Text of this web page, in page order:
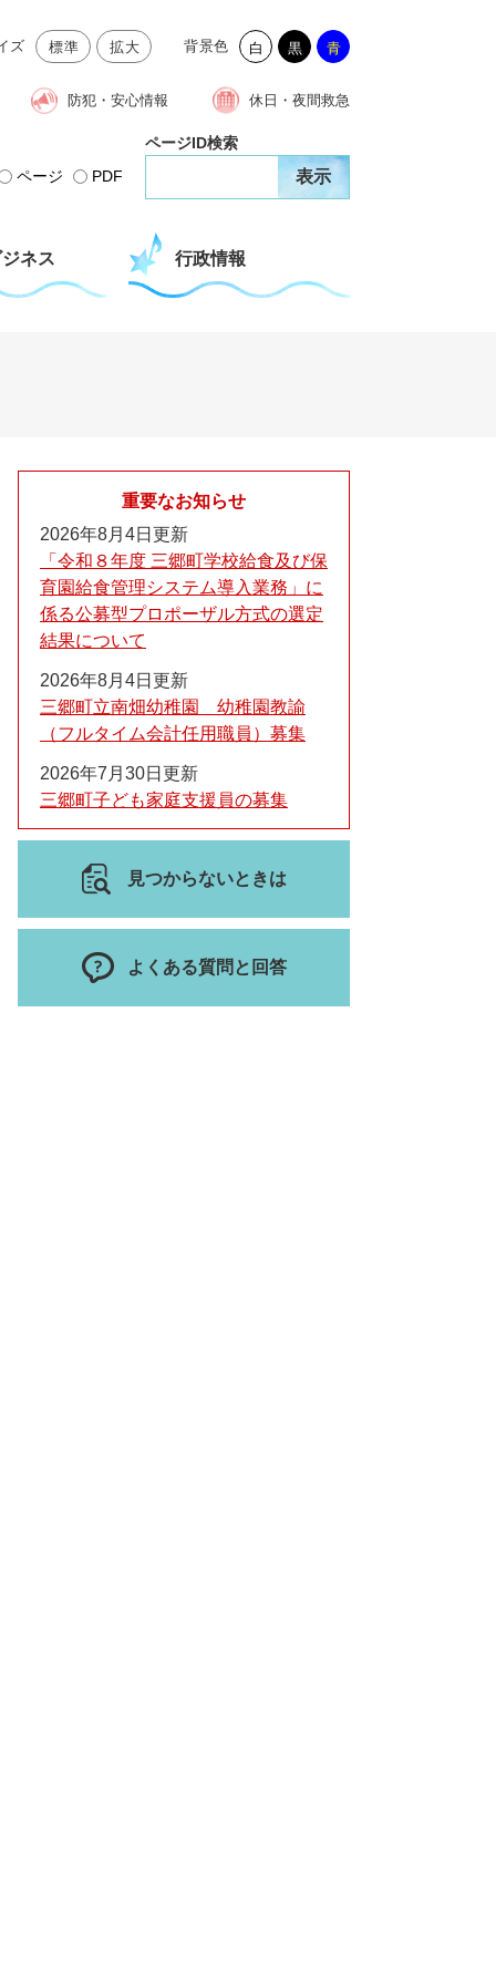
ズ 標準 拡大 背景色 白 黒 青
防犯・安心情報 休日・夜間救急
ページ PDF
ページID検索
ネス 行政情報
重要なお知らせ
2026年8月4日更新
「令和８年度 三郷町学校給食及び保
育園給食管理システム導入業務」に
係る公募型プロポーザル方式の選定
結果について
2026年8月4日更新
三郷町立南畑幼稚園 幼稚園教諭
（フルタイム会計任用職員）募集
2026年7月30日更新
三郷町子ども家庭支援員の募集
見つからないときは
よくある質問と回答